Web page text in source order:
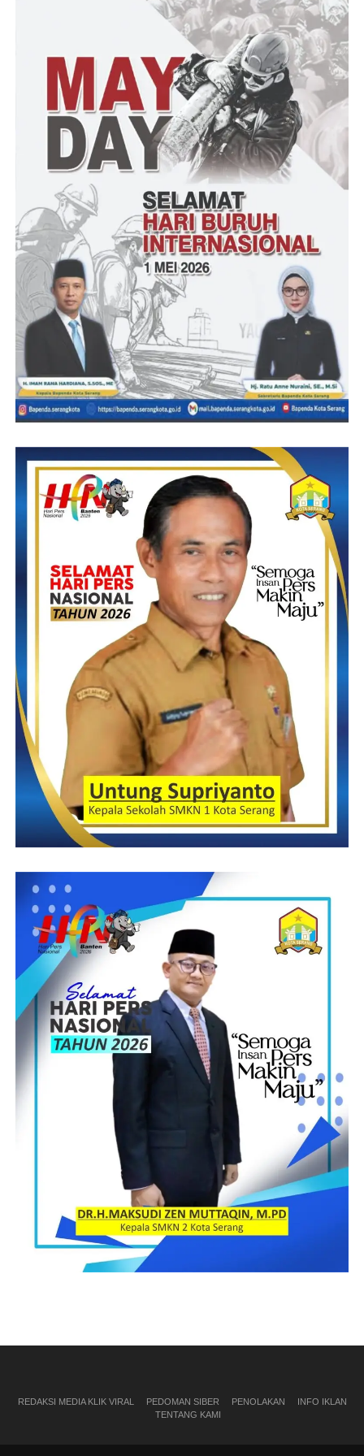
Dia mengungkapkan, bahwa terhadap Calon Legeslatif berhak
diberikan perlindungan hukum.
Kemudian diungkapkannya lagi, bahwa sistem pengujian dalam
PTUN berbeda denga proses pengadilan di Pemilu. Untuk itu
dia mengharapkan kepada semua pihak agar memahaminya dari
Disampaikannya juga, agar menjadi pelapor yang pandai dan
menjadi penggugat yang cerdas.
Tujuan gugatan dan tempat yang tepat dengan cara pembuktian
yang tepat, untuk mencapai sebuah putusan.
Menurutnya, setiap pelaporan harus di teliti dulu masuk di ranah
mana, apakah kepolisian, bawaslu atau PTUN, jangan asal lapor.
Post Views: 20
REDAKSI MEDIA KLIK VIRAL PEDOMAN SIBER PENOLAKAN
INFO IKLAN
TENTANG KAMI